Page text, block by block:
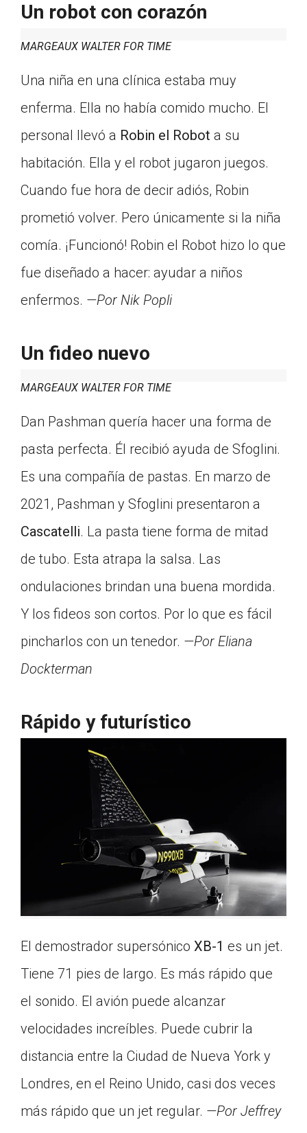
Un robot con corazón
MARGEAUX WALTER FOR TIME
Una niña en una clínica estaba muy
enferma. Ella no había comido mucho. El
personal llevó a Robin el Robot a su
habitación. Ella y el robot jugaron juegos.
Cuando fue hora de decir adiós, Robin
prometió volver. Pero únicamente si la niña
comía. ¡Funcionó! Robin el Robot hizo lo que
fue diseñado a hacer: ayudar a niños
enfermos. —Por Nik Popli
Un fideo nuevo
MARGEAUX WALTER FOR TIME
Dan Pashman quería hacer una forma de
pasta perfecta. Él recibió ayuda de Sfoglini.
Es una compañía de pastas. En marzo de
2021, Pashman y Sfoglini presentaron a
Cascatelli. La pasta tiene forma de mitad
de tubo. Esta atrapa la salsa. Las
ondulaciones brindan una buena mordida.
Y los fideos son cortos. Por lo que es fácil
pincharlos con un tenedor. —Por Eliana
Dockterman
Rápido y futurístico
El demostrador supersónico XB-1 es un jet.
Tiene 71 pies de largo. Es más rápido que
el sonido. El avión puede alcanzar
velocidades increíbles. Puede cubrir la
distancia entre la Ciudad de Nueva York y
Londres, en el Reino Unido, casi dos veces
más rápido que un jet regular. —Por Jeffrey